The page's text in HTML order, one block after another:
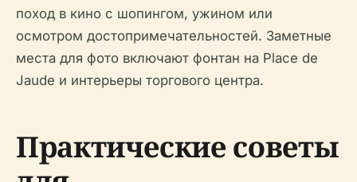
поход в кино с шопингом, ужином или
осмотром достопримечательностей. Заметные
места для фото включают фонтан на Place de
Jaude и интерьеры торгового центра.
Практические советы